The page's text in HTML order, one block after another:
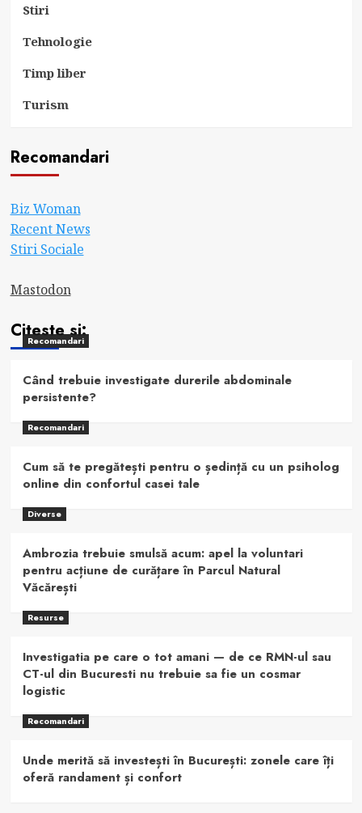
Stiri
Tehnologie
Timp liber
Turism
Recomandari
Biz Woman
Recent News
Stiri Sociale
Mastodon
Citeste si:
Recomandari
Când trebuie investigate durerile abdominale
persistente?
Recomandari
Cum să te pregătești pentru o ședință cu un psiholog
online din confortul casei tale
Diverse
Ambrozia trebuie smulsă acum: apel la voluntari
pentru acțiune de curățare în Parcul Natural
Văcărești
Resurse
Investigatia pe care o tot amani — de ce RMN-ul sau
CT-ul din Bucuresti nu trebuie sa fie un cosmar
logistic
Recomandari
Unde merită să investești în București: zonele care îți
oferă randament și confort